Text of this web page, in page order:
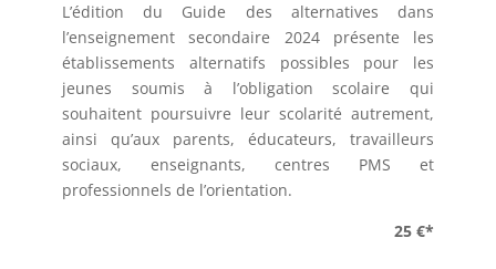
L’édition du Guide des alternatives dans
l’enseignement secondaire 2024 présente les
établissements alternatifs possibles pour les
jeunes soumis à l’obligation scolaire qui
souhaitent poursuivre leur scolarité autrement,
ainsi qu’aux parents, éducateurs, travailleurs
sociaux, enseignants, centres PMS et
professionnels de l’orientation.
25 €*